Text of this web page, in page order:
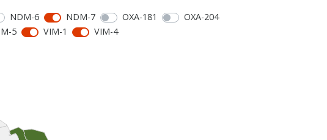
NDM-6 NDM-7 OXA-181
OXA-204
5 VIM-1 VIM-4